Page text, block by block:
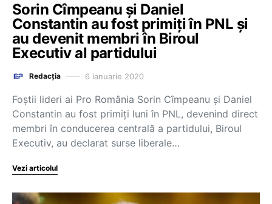
Sorin Cîmpeanu și Daniel
Constantin au fost primiți în PNL și
au devenit membri în Biroul
Executiv al partidului
Redacția 6 ianuarie 2020
Foștii lideri ai Pro România Sorin Cîmpeanu și Daniel
Constantin au fost primiți luni în PNL, devenind direct
membri în conducerea centrală a partidului, Biroul
Executiv, au declarat surse liberale…
Vezi articolul